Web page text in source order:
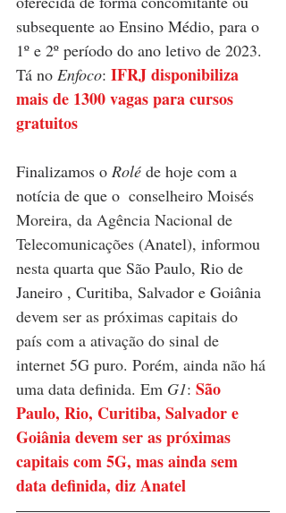
subsequente ao Ensino Médio, para o
1º e 2º período do ano letivo de 2023.
Tá no Enfoco: IFRJ disponibiliza
mais de 1300 vagas para cursos
gratuitos
Finalizamos o Rolé de hoje com a
notícia de que o conselheiro Moisés
Moreira, da Agência Nacional de
Telecomunicações (Anatel), informou
nesta quarta que São Paulo, Rio de
Janeiro , Curitiba, Salvador e Goiânia
devem ser as próximas capitais do
país com a ativação do sinal de
internet 5G puro. Porém, ainda não há
uma data definida. Em G1: São
Paulo, Rio, Curitiba, Salvador e
Goiânia devem ser as próximas
capitais com 5G, mas ainda sem
data definida, diz Anatel